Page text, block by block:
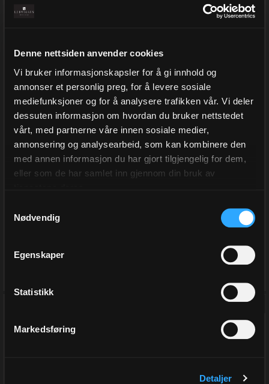
Denne nettsiden anvender cookies
Vi bruker informasjonskapsler for å gi innhold og
annonser et personlig preg, for å levere sosiale
mediefunksjoner og for å analysere trafikken vår. Vi deler
dessuten informasjon om hvordan du bruker nettstedet
vårt, med partnerne våre innen sosiale medier,
annonsering og analysearbeid, som kan kombinere den
med annen informasjon du har gjort tilgjengelig for dem,
eller som de har samlet inn gjennom din bruk av
Nødvendig
Egenskaper
Statistikk
Markedsføring
Detaljer
Julepapir,Bordeaux
Pinecone Greetings(8)
55 cm x 100 m
Varenr 6475-55
På lager
Eks.Mva
Kjøp
Julepapir, Forrest Star
Night Bordeaux
55 cm x 100 m
Varenr 6502-55
På lager